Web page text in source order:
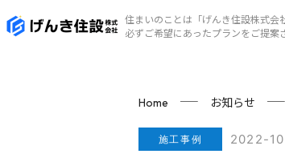
住まいのことは「げんき住設株式会
必ずご希望にあったプランをご提案
Home お知らせ
施工事例 2022-